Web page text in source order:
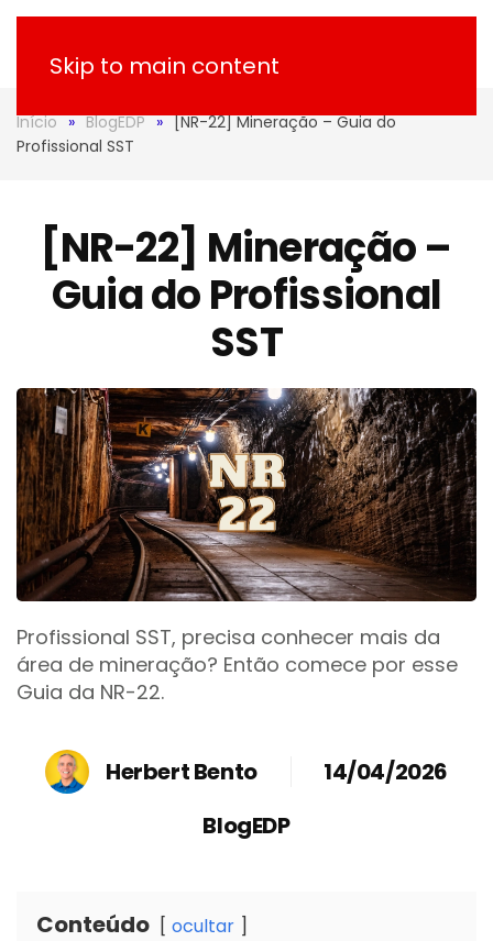
Skip to main content
Início BlogEDP
[NR-22] Mineração – Guia do
Profissional SST
[NR-22] Mineração –
Guia do Profissional
SST
Profissional SST, precisa conhecer mais da
área de mineração? Então comece por esse
Guia da NR-22.
Herbert Bento
14/04/2026
BlogEDP
Conteúdo ocultar